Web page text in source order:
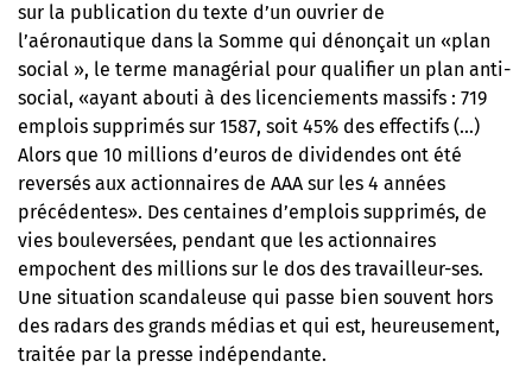
sur la publication du texte d’un ouvrier de
l’aéronautique dans la Somme qui dénonçait un «plan
social », le terme managérial pour qualifier un plan anti-
social, «ayant abouti à des licenciements massifs : 719
emplois supprimés sur 1587, soit 45% des effectifs (…)
Alors que 10 millions d’euros de dividendes ont été
reversés aux actionnaires de AAA sur les 4 années
précédentes». Des centaines d’emplois supprimés, de
vies bouleversées, pendant que les actionnaires
empochent des millions sur le dos des travailleur-ses.
Une situation scandaleuse qui passe bien souvent hors
des radars des grands médias et qui est, heureusement,
traitée par la presse indépendante.